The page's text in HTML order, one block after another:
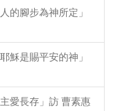
的腳步為神所定」
穌是賜平安的神」
愛長存」訪 曹素惠